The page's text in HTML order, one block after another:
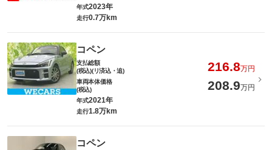
年式2023年
走行0.7万km
コペン
支払総額
(税込)(リ済込・追)
216.8万円
車両本体価格
(税込)
208.9万円
年式2021年
走行1.8万km
コペン